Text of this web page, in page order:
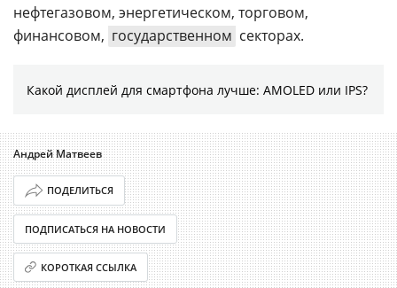
нефтегазовом, энергетическом, торговом,
финансовом, государственном секторах.
Какой дисплей для смартфона лучше: AMOLED или IPS?
Андрей Матвеев
ПОДЕЛИТЬСЯ
ПОДПИСАТЬСЯ НА НОВОСТИ
КОРОТКАЯ ССЫЛКА